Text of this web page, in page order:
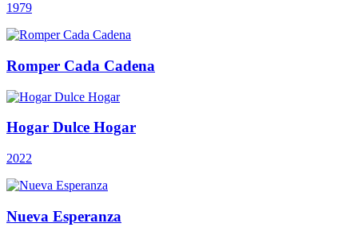
1979
Romper Cada Cadena
Hogar Dulce Hogar
2022
Nueva Esperanza